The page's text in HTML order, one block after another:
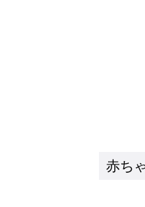
赤ち